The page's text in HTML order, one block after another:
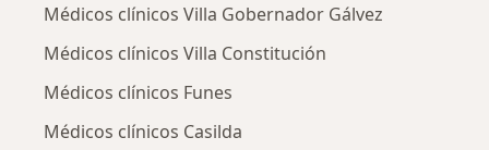
Médicos clínicos Villa Gobernador Gálvez
Médicos clínicos Villa Constitución
Médicos clínicos Funes
Médicos clínicos Casilda